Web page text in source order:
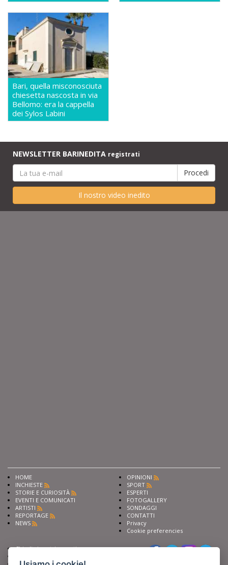
Bari, quella misconosciuta
chiesetta nascosta in via
Bellomo: era la cappella
dei Sylos Labini
NEWSLETTER BARINEDITA registrati
Il nostro video inedito
HOME
INCHIESTE
STORIE E CURIOSITÀ
EVENTI E COMUNICATI
ARTISTI
REPORTAGE
NEWS
OPINIONI
SPORT
ESPERTI
FOTOGALLERY
SONDAGGI
CONTATTI
Privacy
Cookie preferencies
Chiedi ai nostri esperti